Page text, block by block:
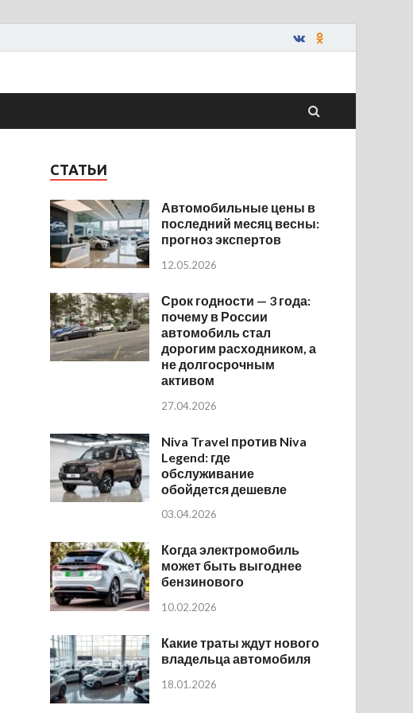
СТАТЬИ
Автомобильные цены в
последний месяц весны:
прогноз экспертов
12.05.2026
Срок годности — 3 года:
почему в России
автомобиль стал
дорогим расходником, а
не долгосрочным
активом
27.04.2026
Niva Travel против Niva
Legend: где
обслуживание
обойдется дешевле
03.04.2026
Когда электромобиль
может быть выгоднее
бензинового
10.02.2026
Какие траты ждут нового
владельца автомобиля
18.01.2026